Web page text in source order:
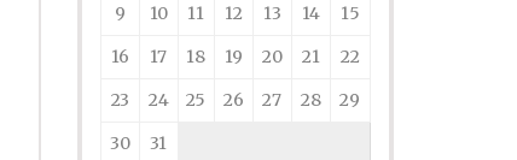
9
10 11 12 13 14
15
16
17 18 19 20 21
22
23
24 25 26 27 28
29
30
31